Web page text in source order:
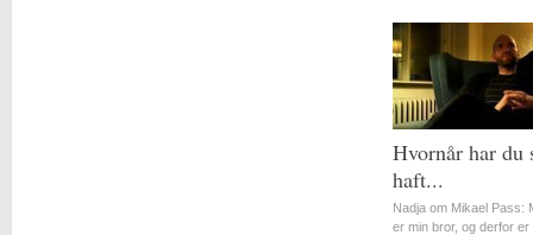
Hvornår har du
haft...
Nadja om Mikael Pass:
er min bror, og derfor er